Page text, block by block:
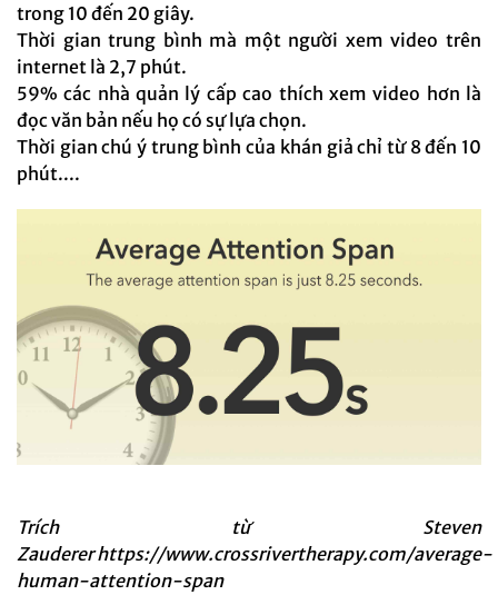
trong 10 đến 20 giây.
Thời gian trung bình mà một người xem video trên
internet là 2,7 phút.
59% các nhà quản lý cấp cao thích xem video hơn là
đọc văn bản nếu họ có sự lựa chọn.
Thời gian chú ý trung bình của khán giả chỉ từ 8 đến 10
phút....
Trích từ Steven
Zaudererhttps://www.crossrivertherapy.com/average-
human-attention-span